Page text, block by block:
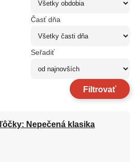
Časť dňa
Seřadiť
Filtrovať
Nepečená klasika